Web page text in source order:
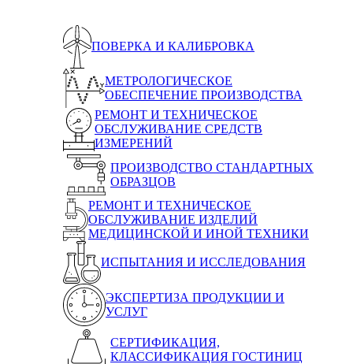
ПОВЕРКА И КАЛИБРОВКА
МЕТРОЛОГИЧЕСКОЕ
ОБЕСПЕЧЕНИЕ ПРОИЗВОДСТВА
РЕМОНТ И ТЕХНИЧЕСКОЕ
ОБСЛУЖИВАНИЕ СРЕДСТВ
ИЗМЕРЕНИЙ
ПРОИЗВОДСТВО СТАНДАРТНЫХ
ОБРАЗЦОВ
РЕМОНТ И ТЕХНИЧЕСКОЕ
ОБСЛУЖИВАНИЕ ИЗДЕЛИЙ
МЕДИЦИНСКОЙ И ИНОЙ ТЕХНИКИ
ИСПЫТАНИЯ И ИССЛЕДОВАНИЯ
ЭКСПЕРТИЗА ПРОДУКЦИИ И
УСЛУГ
СЕРТИФИКАЦИЯ,
КЛАССИФИКАЦИЯ ГОСТИНИЦ